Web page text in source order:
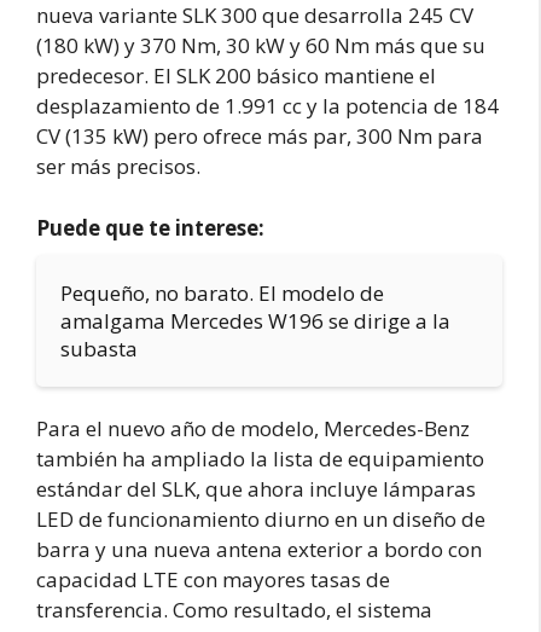
nueva variante SLK 300 que desarrolla 245 CV
(180 kW) y 370 Nm, 30 kW y 60 Nm más que su
predecesor. El SLK 200 básico mantiene el
desplazamiento de 1.991 cc y la potencia de 184
CV (135 kW) pero ofrece más par, 300 Nm para
ser más precisos.
Puede que te interese:
Pequeño, no barato. El modelo de
amalgama Mercedes W196 se dirige a la
subasta
Para el nuevo año de modelo, Mercedes-Benz
también ha ampliado la lista de equipamiento
estándar del SLK, que ahora incluye lámparas
LED de funcionamiento diurno en un diseño de
barra y una nueva antena exterior a bordo con
capacidad LTE con mayores tasas de
transferencia. Como resultado, el sistema